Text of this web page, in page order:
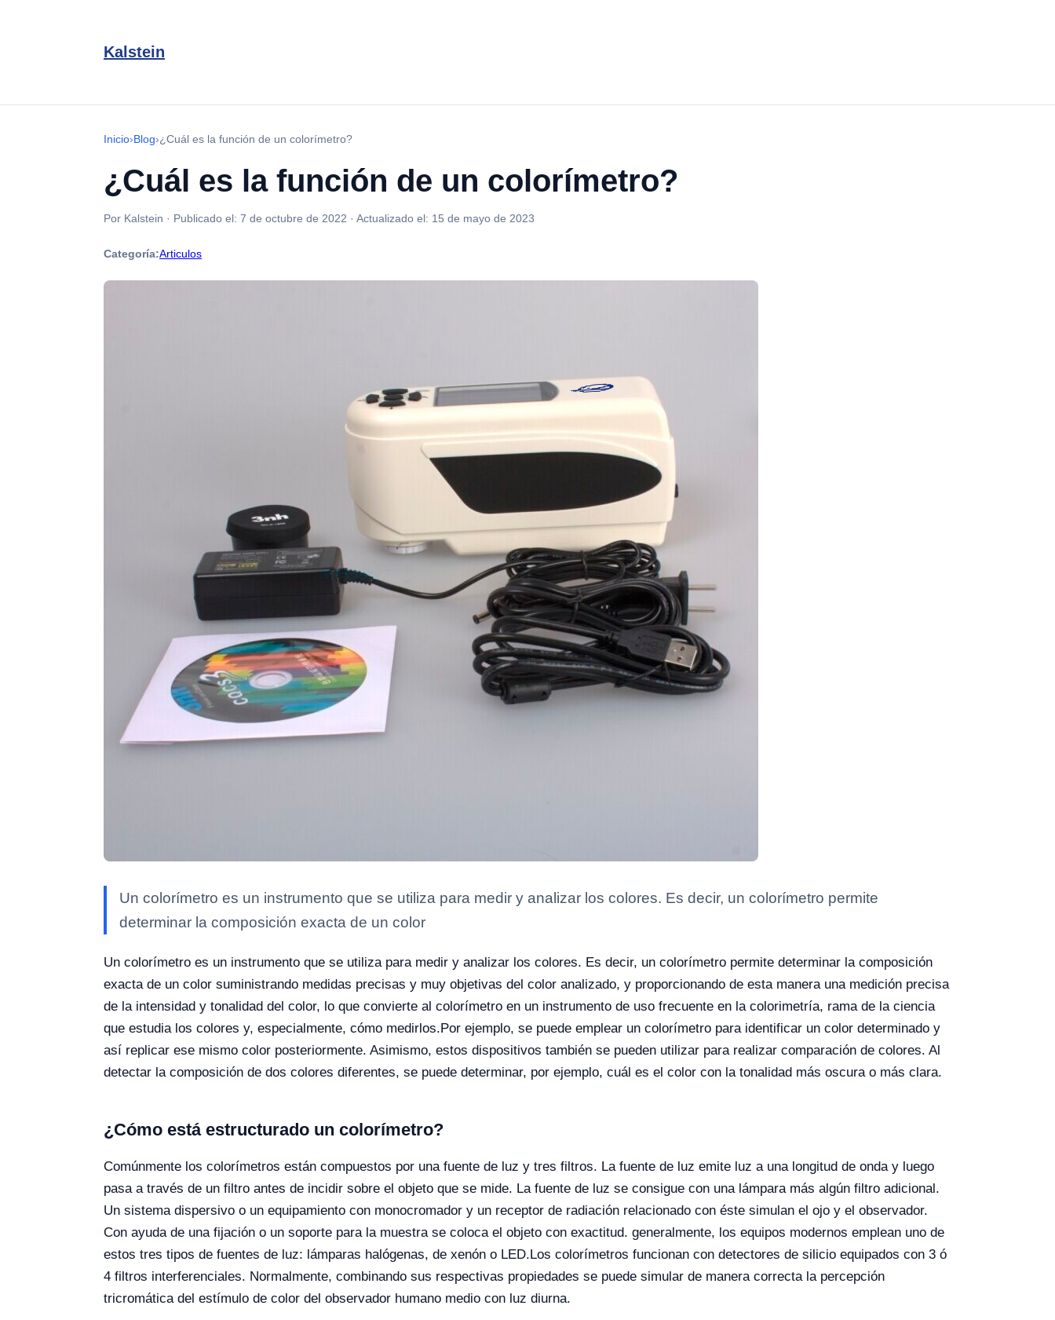
Kalstein
Inicio›Blog›¿Cuál es la función de un colorímetro?
¿Cuál es la función de un colorímetro?
Por Kalstein · Publicado el: 7 de octubre de 2022 · Actualizado el: 15 de mayo de 2023
Categoría:Articulos
Un colorímetro es un instrumento que se utiliza para medir y analizar los colores. Es decir, un colorímetro permite
determinar la composición exacta de un color
Un colorímetro es un instrumento que se utiliza para medir y analizar los colores. Es decir, un colorímetro permite determinar la composición
exacta de un color suministrando medidas precisas y muy objetivas del color analizado, y proporcionando de esta manera una medición precisa
de la intensidad y tonalidad del color, lo que convierte al colorímetro en un instrumento de uso frecuente en la colorimetría, rama de la ciencia
que estudia los colores y, especialmente, cómo medirlos.Por ejemplo, se puede emplear un colorímetro para identificar un color determinado y
así replicar ese mismo color posteriormente. Asimismo, estos dispositivos también se pueden utilizar para realizar comparación de colores. Al
detectar la composición de dos colores diferentes, se puede determinar, por ejemplo, cuál es el color con la tonalidad más oscura o más clara.
¿Cómo está estructurado un colorímetro?
Comúnmente los colorímetros están compuestos por una fuente de luz y tres filtros. La fuente de luz emite luz a una longitud de onda y luego
pasa a través de un filtro antes de incidir sobre el objeto que se mide. La fuente de luz se consigue con una lámpara más algún filtro adicional.
Un sistema dispersivo o un equipamiento con monocromador y un receptor de radiación relacionado con éste simulan el ojo y el observador.
Con ayuda de una fijación o un soporte para la muestra se coloca el objeto con exactitud. generalmente, los equipos modernos emplean uno de
estos tres tipos de fuentes de luz: lámparas halógenas, de xenón o LED.Los colorímetros funcionan con detectores de silicio equipados con 3 ó
4 filtros interferenciales. Normalmente, combinando sus respectivas propiedades se puede simular de manera correcta la percepción
tricromática del estímulo de color del observador humano medio con luz diurna.